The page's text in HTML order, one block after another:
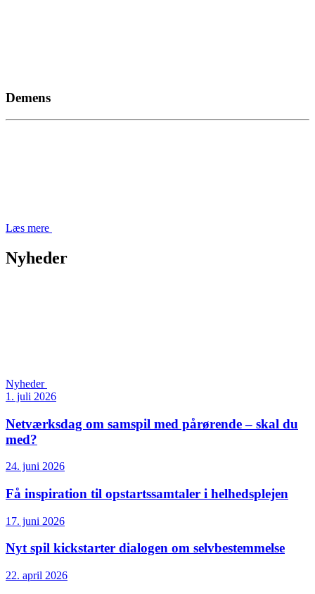
Demens
Læs mere
Nyheder
Nyheder
1. juli 2026
Netværksdag om samspil med pårørende – skal du
med?
24. juni 2026
Få inspiration til opstartssamtaler i helhedsplejen
17. juni 2026
Nyt spil kickstarter dialogen om selvbestemmelse
22. april 2026